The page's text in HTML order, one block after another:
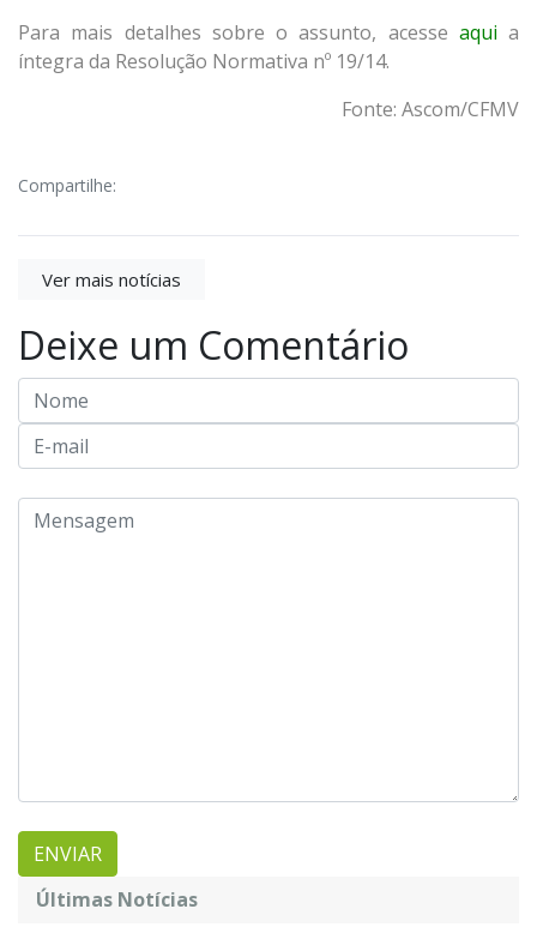
Para mais detalhes sobre o assunto, acesse aqui a
íntegra da Resolução Normativa nº 19/14.
Fonte: Ascom/CFMV
Compartilhe:
Ver mais notícias
Deixe um Comentário
Últimas Notícias